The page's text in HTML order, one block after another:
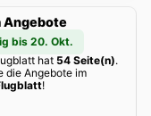
Angebote
bis 20. Okt.
hat54 Seite(n).
die Angebote im
!